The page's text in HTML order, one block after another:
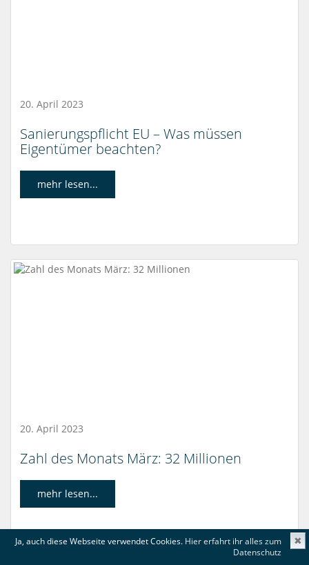
Ja, auch diese Webseite verwendet Cookies. Hier erfahrt ihr alles zum
Datenschutz
✖
20. April 2023
Sanierungspflicht EU – Was müssen
Eigentümer beachten?
mehr lesen...
20. April 2023
Zahl des Monats März: 32 Millionen
mehr lesen...